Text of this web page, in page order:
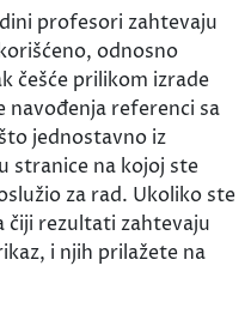
profesori zahtevaju
odnosno
češće prilikom izrade
navođenja referenci sa
jednostavno iz
stranice na kojoj ste
za rad. Ukoliko ste
čiji rezultati zahtevaju
i njih prilažete na